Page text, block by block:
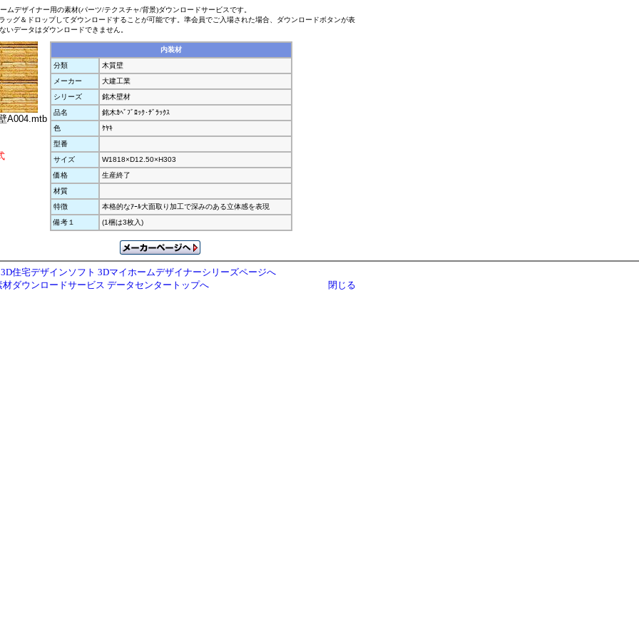
ムデザイナー用の素材(パーツ/テクスチャ/背景)ダウンロードサービスです。
ッグ＆ドロップしてダウンロードすることが可能です。準会員でご入場された場合、ダウンロードボタンが表
いデータはダウンロードできません。
A004.mtb
内装材
分類
木質壁
メーカー
大建工業
シリーズ
銘木壁材
品名
銘木ｶﾍﾞﾌﾞﾛｯｸ･ﾃﾞﾗｯｸｽ
色
ｹﾔｷ
型番
サイズ
W1818×D12.50×H303
価格
生産終了
材質
特徴
本格的なｱｰﾙ大面取り加工で深みのある立体感を表現
備考１
(1梱は3枚入)
住宅デザインソフト 3Dマイホームデザイナーシリーズページへ
材ダウンロードサービス データセンタートップへ
閉じる